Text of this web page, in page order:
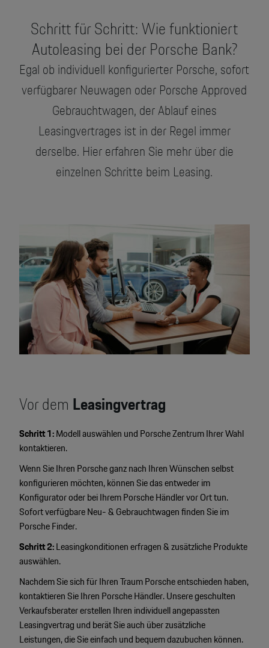
Schritt für Schritt: Wie funktioniert
Autoleasing bei der Porsche Bank?
Egal ob individuell konfigurierter Porsche, sofort
verfügbarer Neuwagen oder Porsche Approved
Gebrauchtwagen, der Ablauf eines
Leasingvertrages ist in der Regel immer
derselbe. Hier erfahren Sie mehr über die
einzelnen Schritte beim Leasing.
Vor dem Leasingvertrag
Schritt 1:Modell auswählen und Porsche Zentrum Ihrer Wahl
kontaktieren.
Wenn Sie Ihren Porsche ganz nach Ihren Wünschen selbst
konfigurieren möchten, können Sie das entweder im
Konfigurator oder bei Ihrem Porsche Händler vor Ort tun.
Sofort verfügbare Neu- & Gebrauchtwagen finden Sie im
Porsche Finder.
Schritt 2:Leasingkonditionen erfragen & zusätzliche Produkte
auswählen.
Nachdem Sie sich für Ihren Traum Porsche entschieden haben,
kontaktieren Sie Ihren Porsche Händler. Unsere geschulten
Verkaufsberater erstellen Ihren individuell angepassten
Leasingvertrag und berät Sie auch über zusätzliche
Leistungen, die Sie einfach und bequem dazubuchen können.